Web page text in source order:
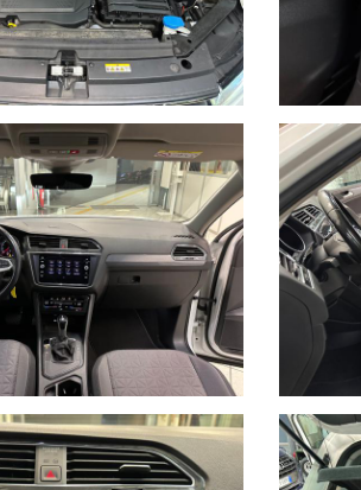
99V - Battistrada 6,05mm
VENDITA, NELLA FATTURA E NEL
dal sistema e potrebbero contenere
contrattuale, ma puramente indicativo.